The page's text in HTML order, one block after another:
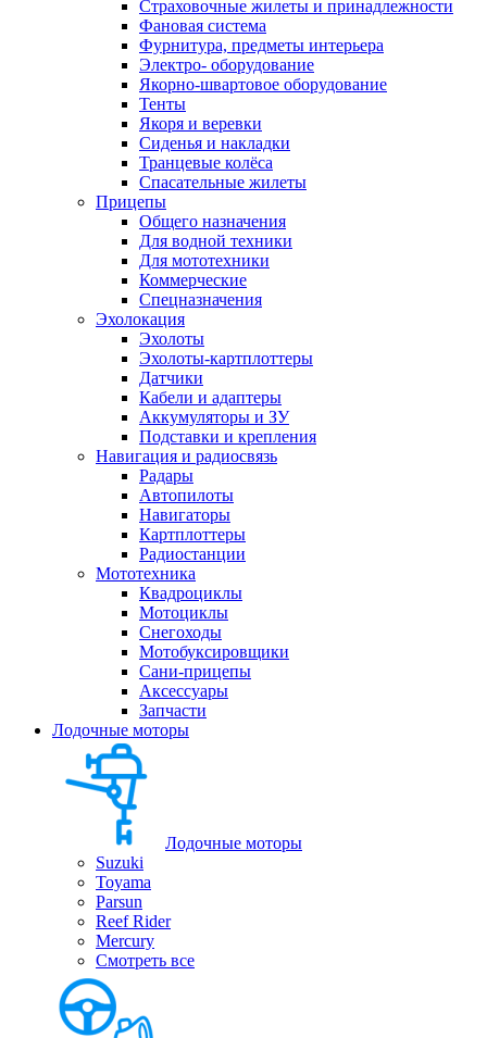
Страховочные жилеты и принадлежности
Фановая система
Фурнитура, предметы интерьера
Электро- оборудование
Якорно-швартовое оборудование
Тенты
Якоря и веревки
Сиденья и накладки
Транцевые колёса
Спасательные жилеты
Прицепы
Общего назначения
Для водной техники
Для мототехники
Коммерческие
Спецназначения
Эхолокация
Эхолоты
Эхолоты-картплоттеры
Датчики
Кабели и адаптеры
Аккумуляторы и ЗУ
Подставки и крепления
Навигация и радиосвязь
Радары
Автопилоты
Навигаторы
Картплоттеры
Радиостанции
Мототехника
Квадроциклы
Мотоциклы
Снегоходы
Мотобуксировщики
Сани-прицепы
Аксессуары
Запчасти
Лодочные моторы
Лодочные моторы
Suzuki
Toyama
Parsun
Reef Rider
Mercury
Смотреть все